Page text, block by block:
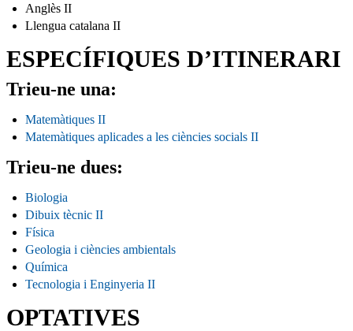
Anglès II
Llengua catalana II
ESPECÍFIQUES D’ITINERARI
Trieu-ne una:
Matemàtiques II
Matemàtiques aplicades a les ciències socials II
Trieu-ne dues:
Biologia
Dibuix tècnic II
Física
Geologia i ciències ambientals
Química
Tecnologia i Enginyeria II
OPTATIVES